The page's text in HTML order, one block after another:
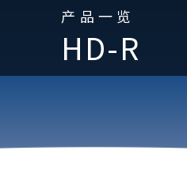
产品一览
HD-R